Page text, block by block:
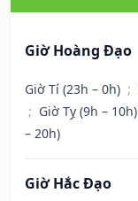
Giờ Hoàng Đạo
Giờ Tí (23h – 0h) ;
; Giờ Tỵ (9h – 10h)
– 20h)
Giờ Hắc Đạo